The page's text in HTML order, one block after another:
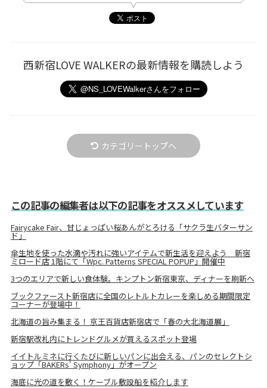
西新宿LOVE WALKERの最新情報を購読しよう
カテゴリートップへ
この記事の編集者は以下の記事をオススメしています
Fairycake Fair、甘じょっぱい桜あんがとろける「サクラ生バターサン
ド」
傘生地を使った水滴や汚れに強いアイテムで新生活を迎えよう 新宿
ミロード店 1階にて「Wpc. Patterns SPECIAL POPUP」開催中
3つのエリアで新しい食体験。キンプトン新宿東京、ディナーを刷新へ
ブックファースト新宿店に全国のレトルトカレーを楽しめる期間限定
コーナーが登場中！
北海道の旨み集まる！ 京王百貨店新宿店で「春の大北海道展」
新宿駅改札内にトレンドグルメが買えるスポット登場
イイトルミネに行くたびに新しいパンに出会える、パンのセレクトシ
ョップ「BAKERs' Symphony」がオープン
海底に光の道を敷く！ケーブル敷設船を紹介します